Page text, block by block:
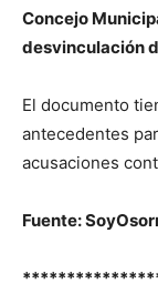
Concejo
desvinculación
El documento
antecedentes
acusaciones
Fuente: